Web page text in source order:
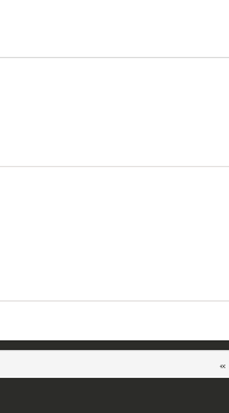
«